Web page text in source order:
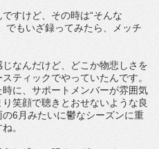
すけど、その時は“そんな
でもいざ録ってみたら、メッチ
なんだけど、どこか物悲しさを
ティックでやっていたんです。
に、サポートメンバーが雰囲気
笑顔で聴きとおせないような良
6月みたいに鬱なシーズンに重
。